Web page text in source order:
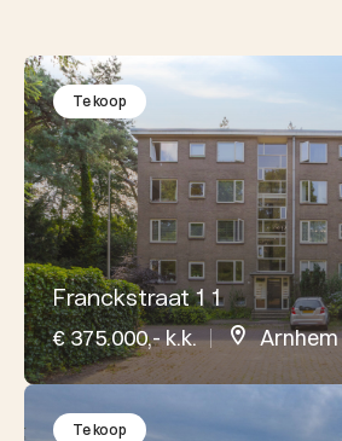
Franckstraat 1 1
€ 375.000,- k.k. Arnhem
Te koop
Te koop